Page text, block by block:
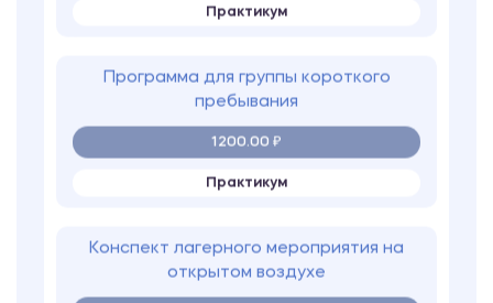
пребывания
Практикум
открытом воздухе